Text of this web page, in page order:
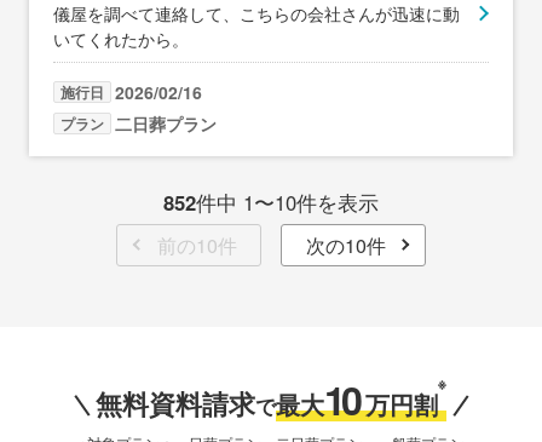
儀屋を調べて連絡して、こちらの会社さんが迅速に動
いてくれたから。
施行日 2026/02/16
プラン 二日葬プラン
852件中 1〜10件を表示
前の10件 次の10件
無料資料請求で最大10万円割
※